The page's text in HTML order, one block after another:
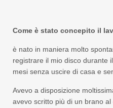
Come è stato concepito il
è nato in maniera molto
registrare il mio disco durante
mesi senza uscire di casa e
Avevo a disposizione
avevo scritto più di un brano